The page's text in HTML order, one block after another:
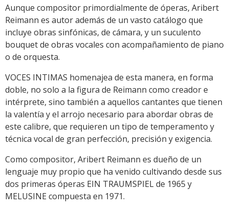
Link
Aunque compositor primordialmente de óperas, Aribert
Reimann es autor además de un vasto catálogo que
incluye obras sinfónicas, de cámara, y un suculento
bouquet de obras vocales con acompañamiento de piano
o de orquesta.
VOCES INTIMAS homenajea de esta manera, en forma
doble, no solo a la figura de Reimann como creador e
intérprete, sino también a aquellos cantantes que tienen
la valentía y el arrojo necesario para abordar obras de
este calibre, que requieren un tipo de temperamento y
técnica vocal de gran perfección, precisión y exigencia.
Como compositor, Aribert Reimann es dueño de un
lenguaje muy propio que ha venido cultivando desde sus
dos primeras óperas EIN TRAUMSPIEL de 1965 y
MELUSINE compuesta en 1971.